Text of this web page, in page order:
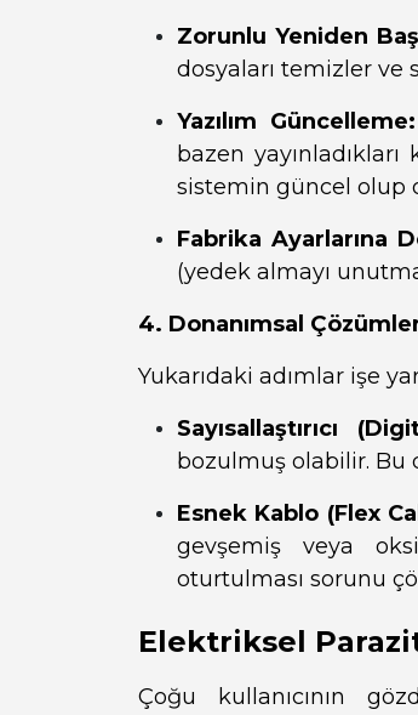
Zorunlu Yeniden
dosyaları temizler ve
Yazılım Güncelleme:
bazen
sistemin güncel olup
Fabrika Ayarlarına
(yedek almayı
4. Donanımsal
Yukarıdaki adımlar işe
Sayısallaştırıcı
bozulmuş olabilir. Bu
Esnek Kablo (Flex
gevşemiş veya
oturtulması sorunu
Elektriksel
Çoğu kullanıcının